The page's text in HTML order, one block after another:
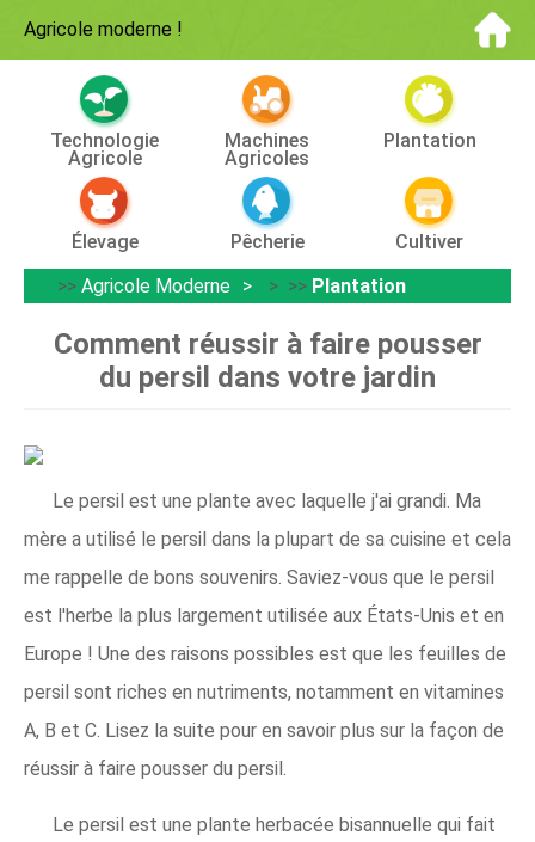
Agricole moderne !
Technologie
Agricole
Machines
Agricoles
Plantation
Élevage Pêcherie
Cultiver
>> Agricole Moderne > >> Plantation
Comment réussir à faire pousser
du persil dans votre jardin
Le persil est une plante avec laquelle j'ai grandi. Ma
mère a utilisé le persil dans la plupart de sa cuisine et cela
me rappelle de bons souvenirs. Saviez-vous que le persil
est l'herbe la plus largement utilisée aux États-Unis et en
Europe ! Une des raisons possibles est que les feuilles de
persil sont riches en nutriments, notamment en vitamines
A, B et C. Lisez la suite pour en savoir plus sur la façon de
réussir à faire pousser du persil.
Le persil est une plante herbacée bisannuelle qui fait